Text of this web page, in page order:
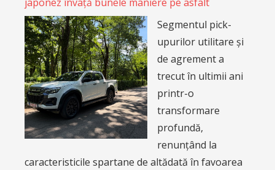
Segmentul pick-
upurilor utilitare și
de agrement a
trecut în ultimii ani
printr-o
transformare
profundă,
renunțând la
caracteristicile spartane de altădată în favoarea